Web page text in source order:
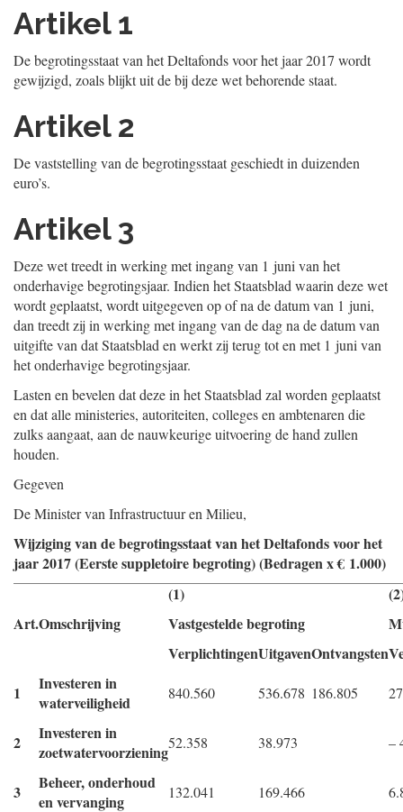
Artikel 1
De begrotingsstaat van het Deltafonds voor het jaar 2017 wordt
gewijzigd, zoals blijkt uit de bij deze wet behorende staat.
Artikel 2
De vaststelling van de begrotingsstaat geschiedt in duizenden
euro’s.
Artikel 3
Deze wet treedt in werking met ingang van 1 juni van het
onderhavige begrotingsjaar. Indien het Staatsblad waarin deze wet
wordt geplaatst, wordt uitgegeven op of na de datum van 1 juni,
dan treedt zij in werking met ingang van de dag na de datum van
uitgifte van dat Staatsblad en werkt zij terug tot en met 1 juni van
het onderhavige begrotingsjaar.
Lasten en bevelen dat deze in het Staatsblad zal worden geplaatst
en dat alle ministeries, autoriteiten, colleges en ambtenaren die
zulks aangaat, aan de nauwkeurige uitvoering de hand zullen
houden.
Gegeven
De Minister van Infrastructuur en Milieu,
Wijziging van de begrotingsstaat van het Deltafonds voor het
jaar 2017 (Eerste suppletoire begroting) (Bedragen x € 1.000)
(1)
Art.Omschrijving Vastgestelde begroting
VerplichtingenUitgavenOntvangsten
1
Investeren in
waterveiligheid
840.560 536.678 186.805
2
Investeren in
zoetwatervoorziening52.358 38.973 –
3
Beheer, onderhoud
en vervanging
132.041 169.466